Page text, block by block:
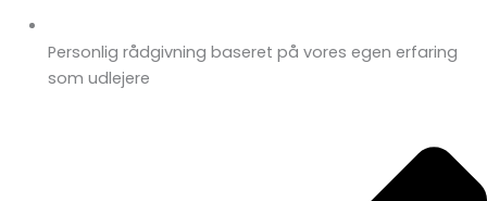
Personlig rådgivning baseret på vores egen erfaring
som udlejere